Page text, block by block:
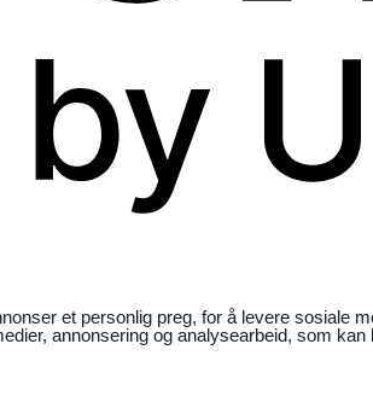
et personlig preg, for å levere
annonsering og analysearbeid, som